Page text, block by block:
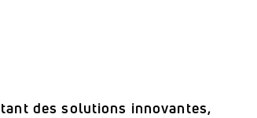
des solutions innovantes,